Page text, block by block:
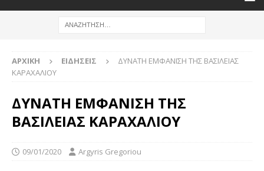
ΑΡΧΙΚΉ ΕΙΔΉΣΕΙΣ
ΔΥΝΑΤΗ ΕΜΦΑΝΙΣΗ ΤΗΣ ΒΑΣΙΛΕΙΑΣ
ΚΑΡΑΧΑΛΙΟΥ
ΔΥΝΑΤΗ ΕΜΦΑΝΙΣΗ ΤΗΣ
ΒΑΣΙΛΕΙΑΣ ΚΑΡΑΧΑΛΙΟΥ
09/01/2020 Argyris Gregoriou